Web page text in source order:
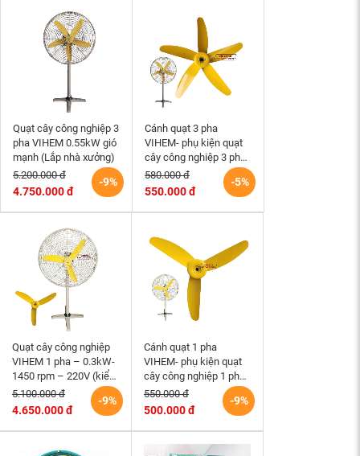
Quạt cây công nghiệp 3
pha VIHEM 0.55kW gió
mạnh (Lắp nhà xưởng)
-9%
5.200.000 đ
4.750.000 đ
Cánh quạt 3 pha
VIHEM- phụ kiện quạt
cây công nghiệp 3 pha
loại 5 cánh sắt
-5%
580.000 đ
550.000 đ
Quạt cây công nghiệp
VIHEM 1 pha – 0.3kW-
1450 rpm – 220V (kiểu
đứng D cánh = 600mm
– 9.000 m3/h)
-9%
5.100.000 đ
4.650.000 đ
Cánh quạt 1 pha
VIHEM- phụ kiện quạt
cây công nghiệp 1 pha
VIHEM1
-9%
550.000 đ
500.000 đ